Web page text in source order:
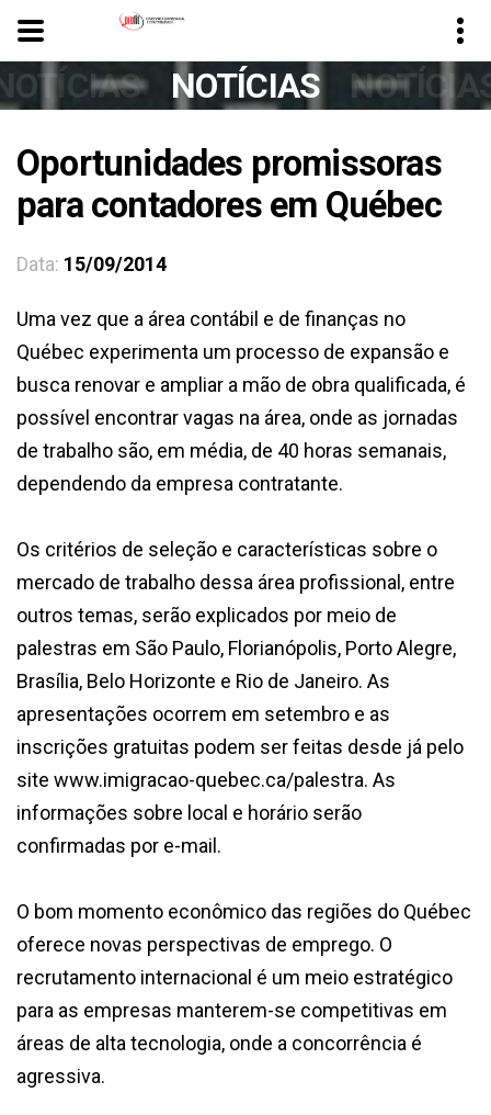
NOTÍCIAS
Oportunidades promissoras
para contadores em Québec
Data: 15/09/2014
Uma vez que a área contábil e de finanças no
Québec experimenta um processo de expansão e
busca renovar e ampliar a mão de obra qualificada, é
possível encontrar vagas na área, onde as jornadas
de trabalho são, em média, de 40 horas semanais,
dependendo da empresa contratante.
Os critérios de seleção e características sobre o
mercado de trabalho dessa área profissional, entre
outros temas, serão explicados por meio de
palestras em São Paulo, Florianópolis, Porto Alegre,
Brasília, Belo Horizonte e Rio de Janeiro. As
apresentações ocorrem em setembro e as
inscrições gratuitas podem ser feitas desde já pelo
site www.imigracao-quebec.ca/palestra. As
informações sobre local e horário serão
confirmadas por e-mail.
O bom momento econômico das regiões do Québec
oferece novas perspectivas de emprego. O
recrutamento internacional é um meio estratégico
para as empresas manterem-se competitivas em
áreas de alta tecnologia, onde a concorrência é
agressiva.